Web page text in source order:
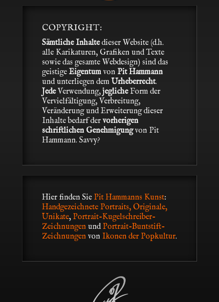
COPYRIGHT:
Sämtliche Inhaltedieser Website (d.h.
alle Karikaturen, Grafiken und Texte
sowie das gesamte Webdesign) sind das
geistige Eigentumvon Pit Hammann
und unterliegen dem Urheberrecht.
JedeVerwendung, jeglicheForm der
Vervielfältigung, Verbreitung,
Veränderung und Erweiterung dieser
Inhalte bedarf der vorherigen
schriftlichen Genehmigungvon Pit
Hammann. Savvy?
Hier finden Sie Pit Hammanns Kunst:
Handgezeichnete Portraits, Originale,
Unikate, Portrait-Kugelschreiber-
Zeichnungenund Portrait-Buntstift-
Zeichnungen von Ikonen der Popkultur.